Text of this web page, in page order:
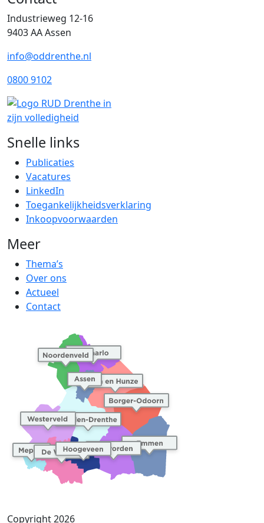
Industrieweg 12-16
9403 AA Assen
info@oddrenthe.nl
0800 9102
Snelle links
Publicaties
Vacatures
LinkedIn
Toegankelijkheidsverklaring
Inkoopvoorwaarden
Meer
Thema’s
Over ons
Actueel
Contact
Copyright 2026